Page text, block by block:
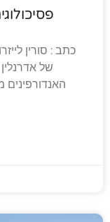
כתב : סורין
של